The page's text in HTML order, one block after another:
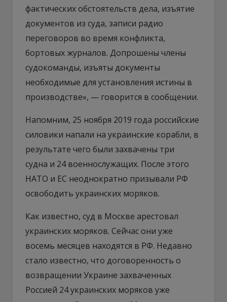
фактических обстоятельств дела, изъятие
документов из суда, записи радио
переговоров во время конфликта,
бортовых журналов. Допрошены члены
судокоманды, изъяты документы
необходимые для установления истины в
производстве», — говорится в сообщении.
Напомним, 25 ноября 2019 года российские
силовики напали на украинские корабли, в
результате чего были захвачены три
судна и 24 военнослужащих. После этого
НАТО и ЕС неоднократно призывали РФ
освободить украинских моряков.
Как известно, суд в Москве арестовал
украинских моряков. Сейчас они уже
восемь месяцев находятся в РФ. Недавно
стало известно, что договоренность о
возвращении Украине захваченных
Россией 24 украинских моряков уже